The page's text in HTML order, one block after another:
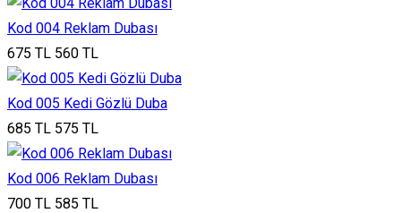
Kod 004 Reklam Dubası
675 TL 560 TL
Kod 005 Kedi Gözlü Duba
685 TL 575 TL
Kod 006 Reklam Dubası
700 TL 585 TL